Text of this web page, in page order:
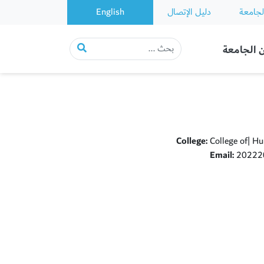
دليل الإتصال English
الجامعة
College:College of|
Email: